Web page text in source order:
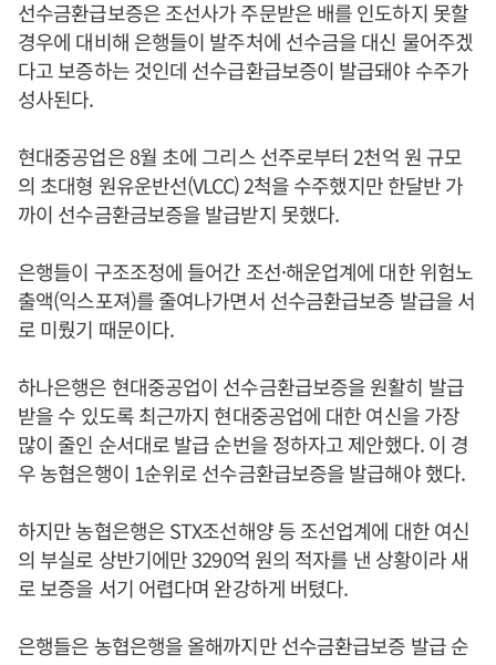
선수금환급보증은 조선사가 주문받은 배를 인도하지 못할
경우에 대비해 은행들이 발주처에 선수금을 대신 물어주겠
다고 보증하는 것인데 선수급환급보증이 발급돼야 수주가
성사된다.
현대중공업은 8월 초에 그리스 선주로부터 2천억 원 규모
의 초대형 원유운반선(VLCC) 2척을 수주했지만 한달반 가
까이 선수금환금보증을 발급받지 못했다.
은행들이 구조조정에 들어간 조선·해운업계에 대한 위험노
출액(익스포져)를 줄여나가면서 선수금환급보증 발급을 서
로 미뤘기 때문이다.
하나은행은 현대중공업이 선수금환급보증을 원활히 발급
받을 수 있도록 최근까지 현대중공업에 대한 여신을 가장
많이 줄인 순서대로 발급 순번을 정하자고 제안했다. 이 경
우 농협은행이 1순위로 선수금환급보증을 발급해야 했다.
하지만 농협은행은 STX조선해양 등 조선업계에 대한 여신
의 부실로 상반기에만 3290억 원의 적자를 낸 상황이라 새
로 보증을 서기 어렵다며 완강하게 버텼다.
은행들은 농협은행을 올해까지만 선수금환급보증 발급 순